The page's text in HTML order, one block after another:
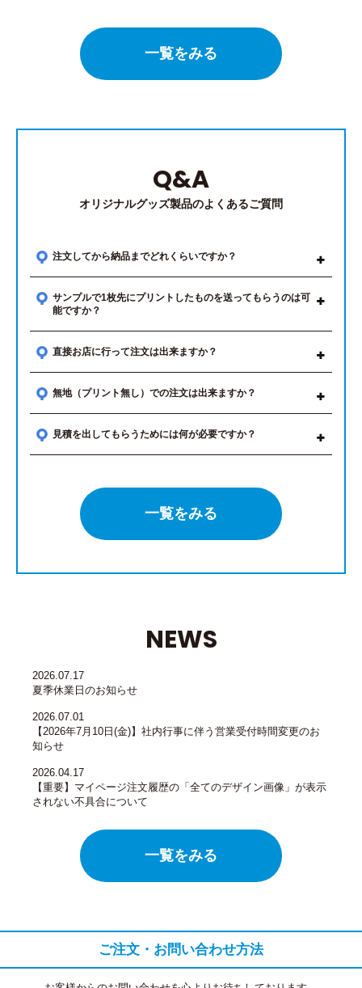
一覧をみる
Q&A
オリジナルグッズ製品のよくあるご質問
注文してから納品までどれくらいですか？
サンプルで1枚先にプリントしたものを送ってもらうのは可
能ですか？
直接お店に行って注文は出来ますか？
無地（プリント無し）での注文は出来ますか？
見積を出してもらうためには何が必要ですか？
一覧をみる
NEWS
2026.07.17
夏季休業日のお知らせ
2026.07.01
【2026年7月10日(金)】社内行事に伴う営業受付時間変更のお
知らせ
2026.04.17
【重要】マイページ注文履歴の「全てのデザイン画像」が表示
されない不具合について
一覧をみる
ご注文・お問い合わせ方法